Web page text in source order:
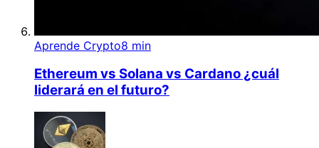
Aprende Crypto8 min
Ethereum vs Solana vs Cardano ¿cuál
liderará en el futuro?